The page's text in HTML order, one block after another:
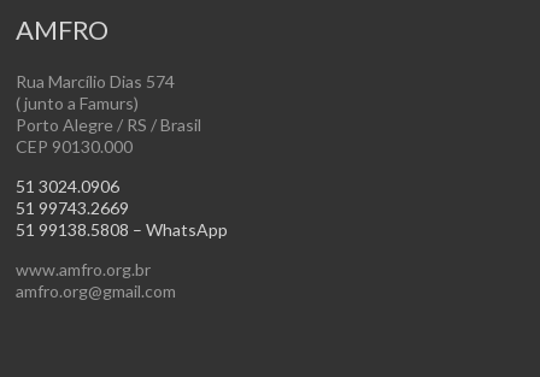
AMFRO
Rua Marcílio Dias 574
( junto a Famurs)
Porto Alegre / RS / Brasil
CEP 90130.000
51 3024.0906
51 99743.2669
51 99138.5808 – WhatsApp
www.amfro.org.br
amfro.org@gmail.com